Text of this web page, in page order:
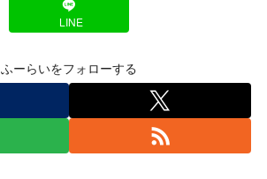
LINE
ふーらいをフォローする